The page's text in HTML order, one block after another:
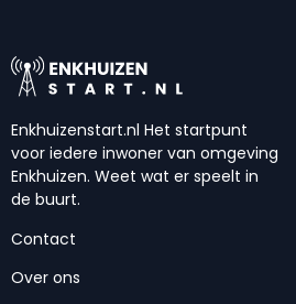
Enkhuizenstart.nl Het startpunt
voor iedere inwoner van omgeving
Enkhuizen. Weet wat er speelt in
de buurt.
Contact
Over ons